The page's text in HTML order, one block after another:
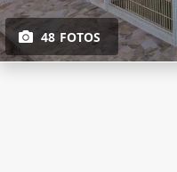
48 FOTOS